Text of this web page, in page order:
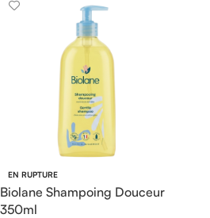
EN RUPTURE
Biolane Shampoing Douceur
350ml